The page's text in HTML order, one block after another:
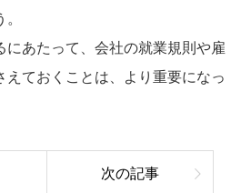
にあたって、会社の就業規則や雇
えておくことは、より重要になっ
次の記事